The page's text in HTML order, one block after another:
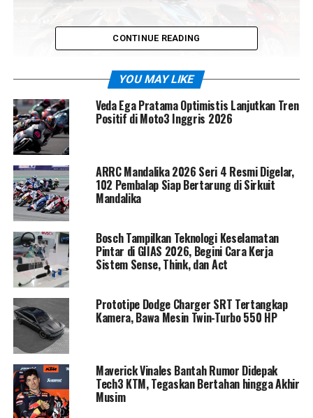
Keputusan “Geng Hijau” terjun ke segmen motor harian
125 cc bukan sekadar eksperimen, tapi sinyal kuat
bahwa Kawasaki siap mengguncang kenyamanan para
kompetitor yang sudah lama menguasai pasar ini.
Brusky 125 lahir dari kerja sama strategis dengan
harian yang kuat dan dapat diandalkan. Dengan tagline
“Always On Duty”, motor ini diberi identitas sebagai
teman setia untuk mobilitas padat di kota besar.
Dibekali mesin 125 cc pendingin udara dan transmisi
CVT yang responsif, Brusky 125 dirancang untuk
konsumen yang ingin motor lincah, irit, dan tetap
punya aura sporty khas Kawasaki. Desain bodinya dibuat
agresif—tegas menunjukkan bahwa skutik entry-level
pun bisa tampil penuh karakter.
CONTINUE READING
YOU MAY LIKE
Veda Ega Pratama Optimistis Lanjutkan Tren
Positif di Moto3 Inggris 2026
ARRC Mandalika 2026 Seri 4 Resmi Digelar,
102 Pembalap Siap Bertarung di Sirkuit
Mandalika
Bosch Tampilkan Teknologi Keselamatan
Pintar di GIIAS 2026, Begini Cara Kerja
Sistem Sense, Think, dan Act
Prototipe Dodge Charger SRT Tertangkap
Kamera, Bawa Mesin Twin-Turbo 550 HP
Maverick Vinales Bantah Rumor Didepak
Tech3 KTM, Tegaskan Bertahan hingga Akhir
Musim